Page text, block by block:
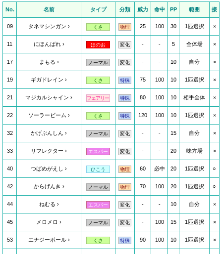
No. 名前 タイプ 分類 威力 命中 PP 範囲 接
09 タネマシンガン くさ 物理 25 100 30 1匹選択 ×
11 にほんばれ ほのお 変化 - - 5 全体場 ×
17 まもる ノーマル 変化 - - 10 自分 ×
19 ギガドレイン くさ 特殊 75 100 10 1匹選択 ×
21 マジカルシャイン フェアリー 特殊 80 100 10 相手全体 ×
22 ソーラービーム くさ 特殊 120 100 10 1匹選択 ×
32 かげぶんしん ノーマル 変化 - - 15 自分 ×
33 リフレクター エスパー 変化 - - 20 味方場 ×
40 つばめがえし ひこう 物理 60 必中 20 1匹選択 ○
42 からげんき ノーマル 物理 70 100 20 1匹選択 ○
44 ねむる エスパー 変化 - - 10 自分 ×
45 メロメロ ノーマル 変化 - 100 15 1匹選択 ×
53 エナジーボール くさ 特殊 90 100 10 1匹選択 ×